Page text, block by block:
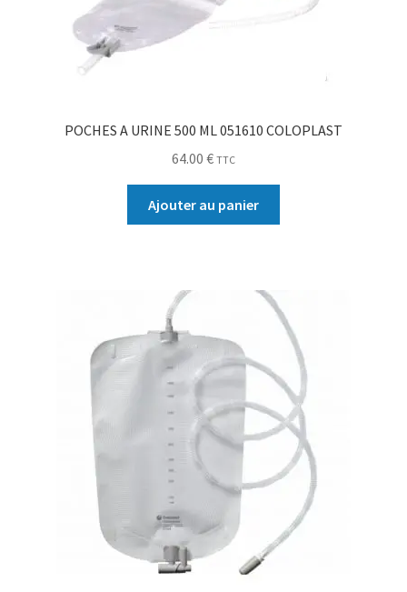
POCHES A URINE 500 ML 051610 COLOPLAST
64.00 € TTC
Ajouter au panier